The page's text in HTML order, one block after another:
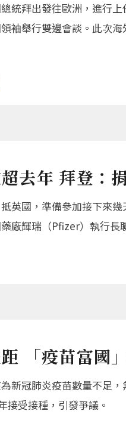
統拜出發往歐洲，進行
袖舉行雙邊會談。此次
去年 拜登：
英國，準備參加接下來
廠輝瑞（Pfizer）執行長
「疫苗富國
新冠肺炎疫苗數量不足
接受接種，引發爭議。